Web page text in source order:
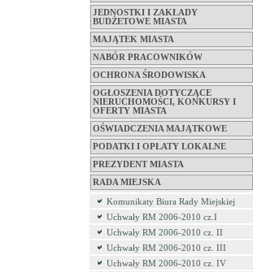
JEDNOSTKI I ZAKŁADY
BUDŻETOWE MIASTA
MAJĄTEK MIASTA
NABÓR PRACOWNIKÓW
OCHRONA ŚRODOWISKA
OGŁOSZENIA DOTYCZĄCE
NIERUCHOMOŚCI, KONKURSY I
OFERTY MIASTA
OŚWIADCZENIA MAJĄTKOWE
PODATKI I OPŁATY LOKALNE
PREZYDENT MIASTA
RADA MIEJSKA
Komunikaty Biura Rady Miejskiej
Uchwały RM 2006-2010 cz.I
Uchwały RM 2006-2010 cz. II
Uchwały RM 2006-2010 cz. III
Uchwały RM 2006-2010 cz. IV